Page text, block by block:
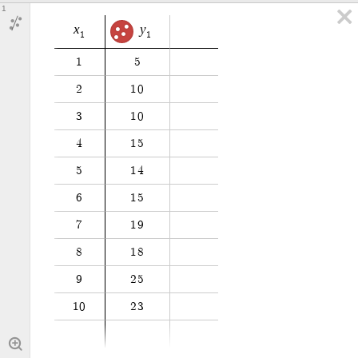
x1 y1
1 5
2 1 0
3 1 0
4 1 5
5 1 4
6 1 5
7 1 9
8 1 8
9 25
10 23
1